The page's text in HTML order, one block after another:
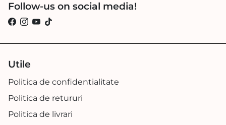
Follow-us on social media!
Utile
Politica de confidentialitate
Politica de retururi
Politica de livrari